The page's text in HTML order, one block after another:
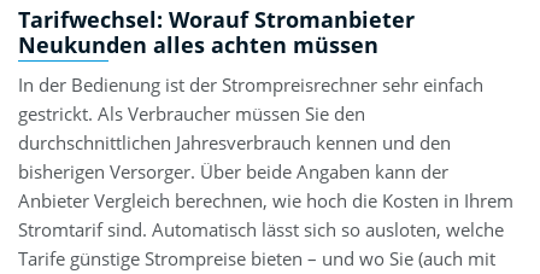
Tarifwechsel: Worauf Stromanbieter
Neukunden alles achten müssen
In der Bedienung ist der Strompreisrechner sehr einfach
gestrickt. Als Verbraucher müssen Sie den
durchschnittlichen Jahresverbrauch kennen und den
bisherigen Versorger. Über beide Angaben kann der
Anbieter Vergleich berechnen, wie hoch die Kosten in Ihrem
Stromtarif sind. Automatisch lässt sich so ausloten, welche
Tarife günstige Strompreise bieten – und wo Sie (auch mit